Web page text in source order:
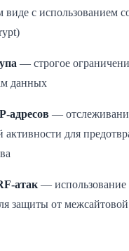
с использованием
— строгое
данных
адресов —
активности для
атак — использование
защиты от